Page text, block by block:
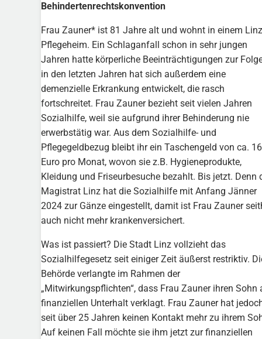
Behindertenrechtskonvention
Frau Zauner* ist 81 Jahre alt und wohnt in einem
Pflegeheim. Ein Schlaganfall schon in sehr jungen
Jahren hatte körperliche Beeinträchtigungen zur
in den letzten Jahren hat sich außerdem eine
demenzielle Erkrankung entwickelt, die rasch
fortschreitet. Frau Zauner bezieht seit vielen Jahren
Sozialhilfe, weil sie aufgrund ihrer Behinderung nie
erwerbstätig war. Aus dem Sozialhilfe- und
Pflegegeldbezug bleibt ihr ein Taschengeld von ca.
Euro pro Monat, wovon sie z.B. Hygieneprodukte,
Kleidung und Friseurbesuche bezahlt. Bis jetzt. Denn
Magistrat Linz hat die Sozialhilfe mit Anfang Jänner
2024 zur Gänze eingestellt, damit ist Frau Zauner
auch nicht mehr krankenversichert.
Was ist passiert? Die Stadt Linz vollzieht das
Sozialhilfegesetz seit einiger Zeit äußerst restriktiv.
Behörde verlangte im Rahmen der
„Mitwirkungspflichten“, dass Frau Zauner ihren Sohn
finanziellen Unterhalt verklagt. Frau Zauner hat
seit über 25 Jahren keinen Kontakt mehr zu ihrem
Auf keinen Fall möchte sie ihm jetzt zur finanziellen